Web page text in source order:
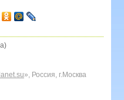
», Россия, г.Москва